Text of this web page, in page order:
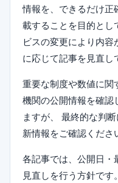
情報を、できるだけ正
載することを目的とし
ビスの変更により内
に応じて記事を見直し
重要な制度や数値に関
機関の公開情報を確認
ますが、 最終的な判
新情報をご確認くださ
各記事では、公開日・
見直しを行う方針です。